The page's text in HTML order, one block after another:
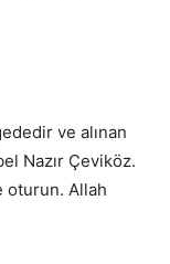
ve alınan
Nazır Çeviköz.
oturun. Allah